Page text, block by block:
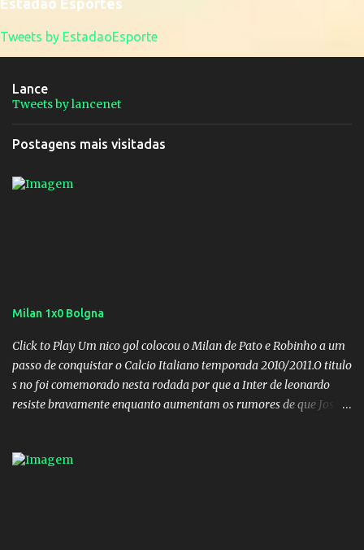
Estadão Esportes
Tweets by EstadaoEsporte
Lance
Tweets by lancenet
Postagens mais visitadas
Milan 1x0 Bolgna
Click to Play Um nico gol colocou o Milan de Pato e Robinho a um
passo de conquistar o Calcio Italiano temporada 2010/2011.O titulo
s no foi comemorado nesta rodada por que a Inter de leonardo
resiste bravamente enquanto aumentam os rumores de que Jos
definido e tem o Milan como virtual campeao. ;